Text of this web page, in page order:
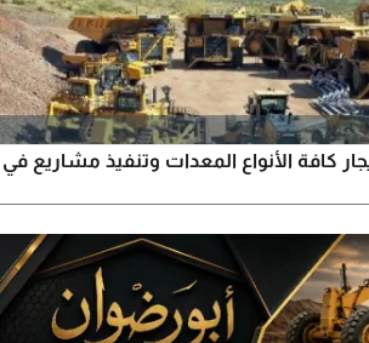
كافة الأنواع المعدات وتنفيذ مشاريع في